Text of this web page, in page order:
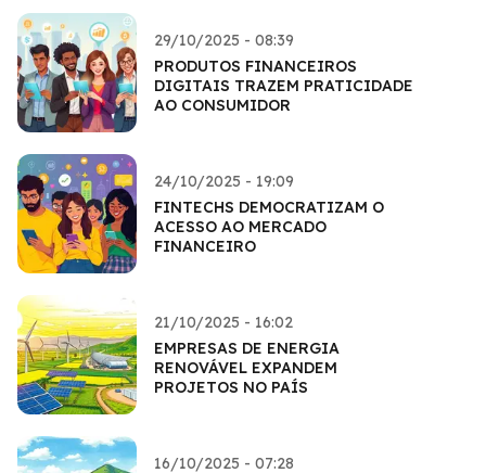
29/10/2025 - 08:39
PRODUTOS FINANCEIROS
DIGITAIS TRAZEM PRATICIDADE
AO CONSUMIDOR
24/10/2025 - 19:09
FINTECHS DEMOCRATIZAM O
ACESSO AO MERCADO
FINANCEIRO
21/10/2025 - 16:02
EMPRESAS DE ENERGIA
RENOVÁVEL EXPANDEM
PROJETOS NO PAÍS
16/10/2025 - 07:28